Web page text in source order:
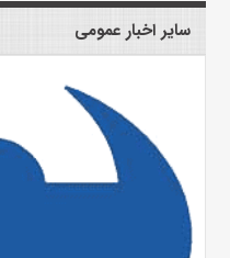
سایر اخبار عمومی